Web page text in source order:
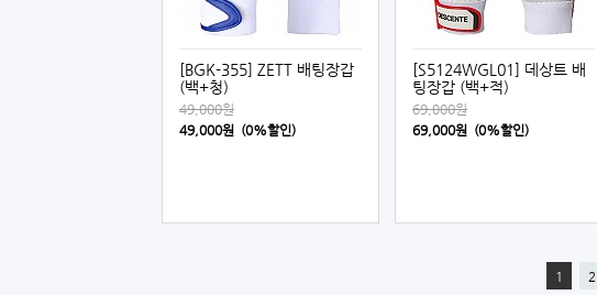
[BGK-355] ZETT 배팅장갑
(백+청)
49,000원
49,000원 (0%할인)
[S5124WGL01] 데상트 배
팅장갑 (백+적)
69,000원
69,000원 (0%할인)
1 2